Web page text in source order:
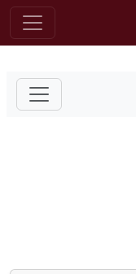
Pāriet uz saturu